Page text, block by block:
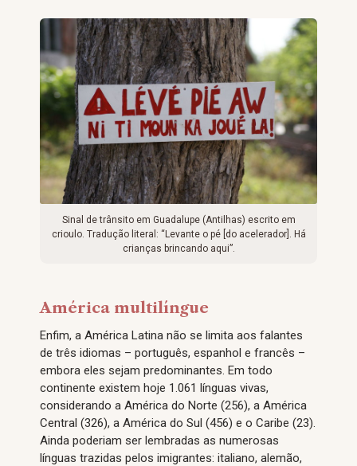
Sinal de trânsito em Guadalupe (Antilhas) escrito em
crioulo. Tradução literal: “Levante o pé [do acelerador]. Há
crianças brincando aqui”.
América multilíngue
Enfim, a América Latina não se limita aos falantes
de três idiomas – português, espanhol e francês –
embora eles sejam predominantes. Em todo
continente existem hoje 1.061 línguas vivas,
considerando a América do Norte (256), a América
Central (326), a América do Sul (456) e o Caribe (23).
Ainda poderiam ser lembradas as numerosas
línguas trazidas pelos imigrantes: italiano, alemão,